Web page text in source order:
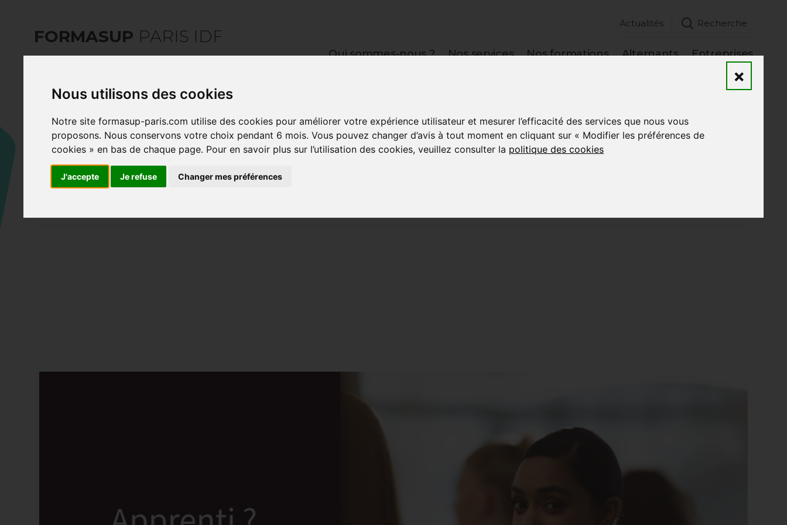
Nous utilisons des cookies
Notre site formasup-paris.com utilise des cookies pour améliorer votre expérience utilisateur et mesurer l’efficacité des services que nous vous
proposons. Nous conservons votre choix pendant 6 mois. Vous pouvez changer d’avis à tout moment en cliquant sur « Modifier les préférences de
cookies » en bas de chaque page. Pour en savoir plus sur l’utilisation des cookies, veuillez consulter la politique des cookies
J'accepte Je refuse Changer mes préférences
×
FORMASUP PARIS IDF
Actualités Recherche
Qui sommes-nous ? Nos services Nos formations Alternants Entreprises
12/10/2023 Précédent
Consultez le guide interactif pour les apprentis et
futurs apprentis d'Ile-de-France